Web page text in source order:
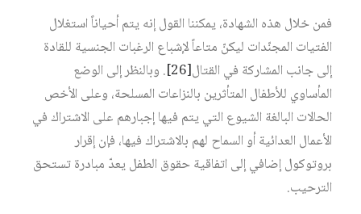
فمن خلال هذه الشهادة، يمكننا القول إنه يتم أحياناً استغلال
الفتيات المجنّدات ليكنّ متاعاً لإشباع الرغبات الجنسية للقادة
إلى جانب المشاركة في القتال[26]
. وبالنظر إلى الوضع
المأساوي للأطفال المتأثرين بالنزاعات المسلحة، وعلى الأخص
الحالات البالغة الشيوع التي يتم فيها إجبارهم على الاشتراك في
الأعمال العدائية أو السماح لهم بالاشتراك فيها، فإن إقرار
بروتوكول إضافي إلى اتفاقية حقوق الطفل يعدّ مبادرة تستحق
الترحيب.